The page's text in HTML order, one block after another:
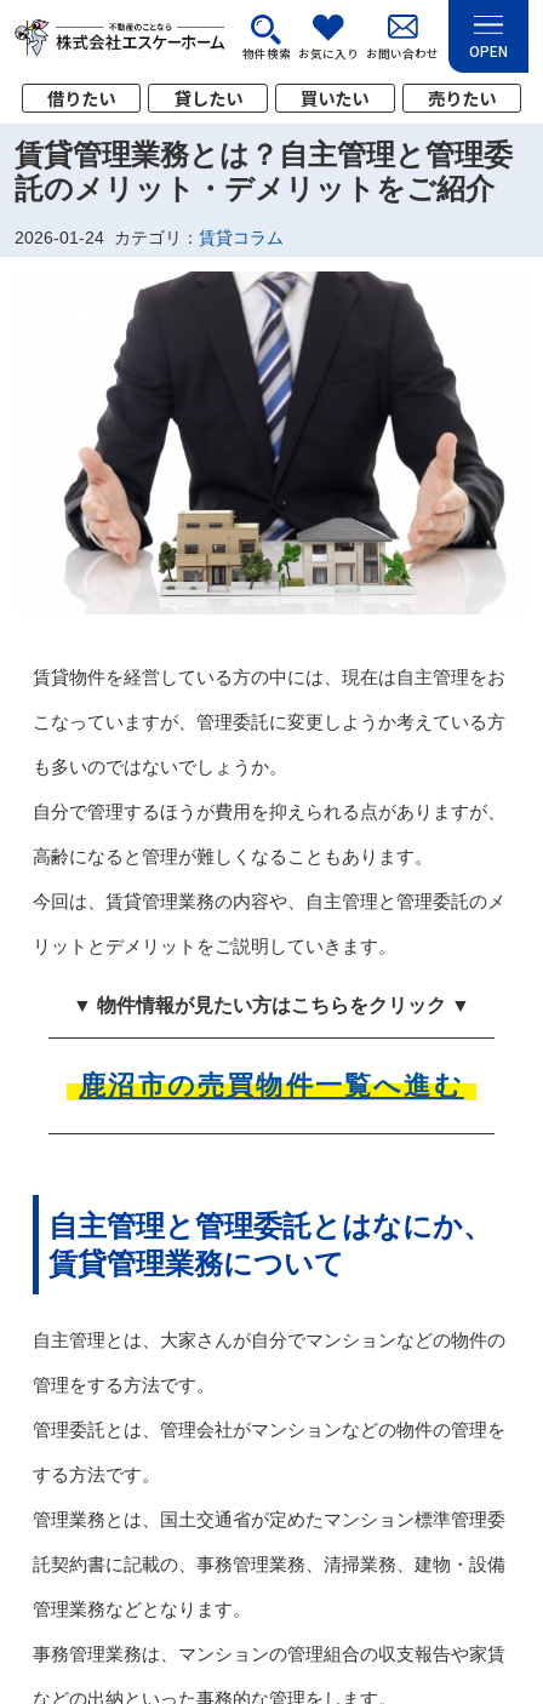
物件検索 お気に入り お問い合わせ OPEN
借りたい 貸したい 買いたい 売りたい
賃貸管理業務とは？自主管理と管理委
託のメリット・デメリットをご紹介
2026-01-24 カテゴリ： 賃貸コラム
賃貸物件を経営している方の中には、現在は自主管理をお
こなっていますが、管理委託に変更しようか考えている方
も多いのではないでしょうか。
自分で管理するほうが費用を抑えられる点がありますが、
高齢になると管理が難しくなることもあります。
今回は、賃貸管理業務の内容や、自主管理と管理委託のメ
リットとデメリットをご説明していきます。
▼ 物件情報が見たい方はこちらをクリック ▼
鹿沼市の売買物件一覧へ進む
自主管理と管理委託とはなにか、
賃貸管理業務について
自主管理とは、大家さんが自分でマンションなどの物件の
管理をする方法です。
管理委託とは、管理会社がマンションなどの物件の管理を
する方法です。
管理業務とは、国土交通省が定めたマンション標準管理委
託契約書に記載の、事務管理業務、清掃業務、建物・設備
管理業務などとなります。
事務管理業務は、マンションの管理組合の収支報告や家賃
などの出納といった事務的な管理をします。